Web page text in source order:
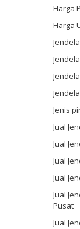
Harga
Harga
Jenis
Jual
Jual
Jual
Jual
Jual
Pusat
Jual